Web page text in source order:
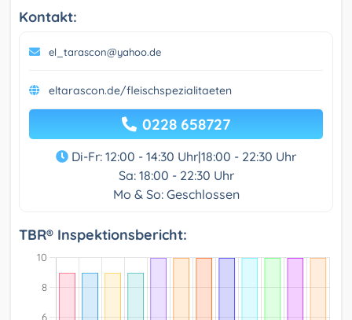
Kontakt:
el_tarascon@yahoo.de
eltarascon.de/fleischspezialitaeten
0228 658727
Di-Fr: 12:00 - 14:30 Uhr|18:00 - 22:30 Uhr
Sa: 18:00 - 22:30 Uhr
Mo & So: Geschlossen
TBR® Inspektionsbericht: